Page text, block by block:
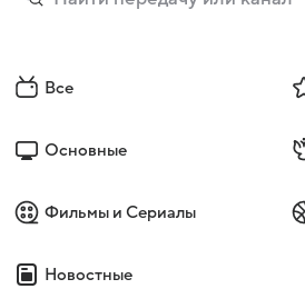
Все
Основные
Фильмы и Сериалы
Новостные